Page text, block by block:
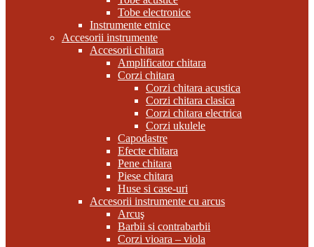
Tobe electronice
Instrumente etnice
Accesorii instrumente
Accesorii chitara
Amplificator chitara
Corzi chitara
Corzi chitara acustica
Corzi chitara clasica
Corzi chitara electrica
Corzi ukulele
Capodastre
Efecte chitara
Pene chitara
Piese chitara
Huse si case-uri
Accesorii instrumente cu arcus
Arcuş
Barbii si contrabarbii
Corzi vioara – viola